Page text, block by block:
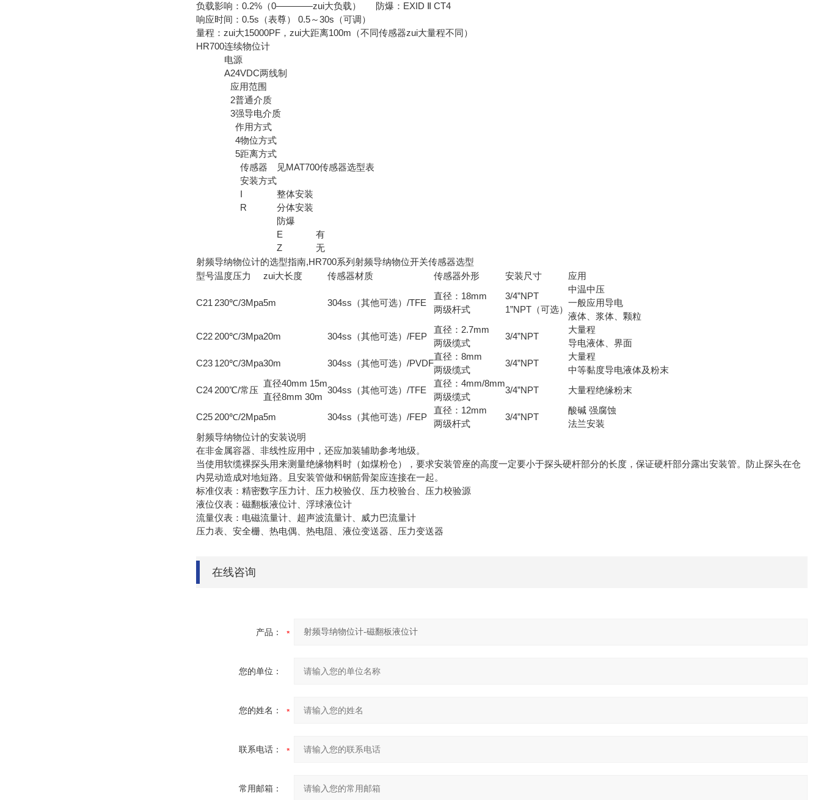
负载影响：0.2%（0————zui大负载） 防爆：EXID Ⅱ CT4
响应时间：0.5s（表尊） 0.5～30s（可调）
量程：zui大15000PF，zui大距离100m（不同传感器zui大量程不同）
HR700连续物位计
电源
A24VDC两线制
应用范围
2普通介质
3强导电介质
作用方式
4物位方式
5距离方式
传感器
见MAT700传感器选型表
安装方式
I
整体安装
R
分体安装
防爆
E
有
Z
无
射频导纳物位计的选型指南,HR700系列 射频导纳物位开关传感器选型
型号温度压力 zui大长度 传感器材质 传感器外形 安装尺寸 应用
C21 230℃/3Mpa5m 304ss（其他可选）/TFE
直径：18mm
两级杆式
3/4”NPT
1”NPT（可选）
中温中压
一般应用导电
液体、浆体、颗粒
C22 200℃/3Mpa20m 304ss（其他可选）/FEP
直径：2.7mm
两级缆式
3/4”NPT
大量程
导电液体、界面
C23 120℃/3Mpa30m 304ss（其他可选）/PVDF
直径：8mm
两级缆式
3/4”NPT
大量程
中等黏度导电液体及粉末
C24 200℃/常压
直径40mm 15m
直径8mm 30m
304ss（其他可选）/TFE
直径：4mm/8mm
两级缆式
3/4”NPT 大量程绝缘粉末
C25 200℃/2Mpa5m 304ss（其他可选）/FEP
直径：12mm
两级杆式
3/4”NPT
酸碱 强腐蚀
法兰安装
射频导纳物位计的安装说明
在非金属容器、非线性应用中，还应加装辅助参考地级。
当使用软缆裸探头用来测量绝缘物料时（如煤粉仓），要求安装管座的高度一定要小于探头硬杆部分的长度，保证硬杆部分露出安装管。防止探头在仓
内晃动造成对地短路。且安装管做和钢筋骨架应连接在一起。
标准仪表：精密数字压力计、压力校验仪、压力校验台、压力校验源
液位仪表：磁翻板液位计、浮球液位计
流量仪表：电磁流量计、超声波流量计、威力巴流量计
压力表、安全栅、热电偶、热电阻、液位变送器、压力变送器
在线咨询
产品：
您的单位：
您的姓名：
联系电话：
常用邮箱：